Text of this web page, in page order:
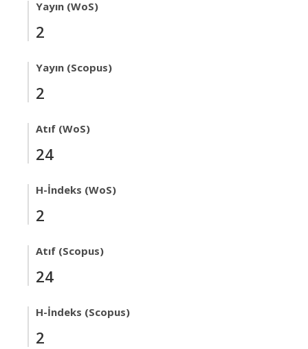
Yayın (WoS)
2
Yayın (Scopus)
2
Atıf (WoS)
24
H-İndeks (WoS)
2
Atıf (Scopus)
24
H-İndeks (Scopus)
2